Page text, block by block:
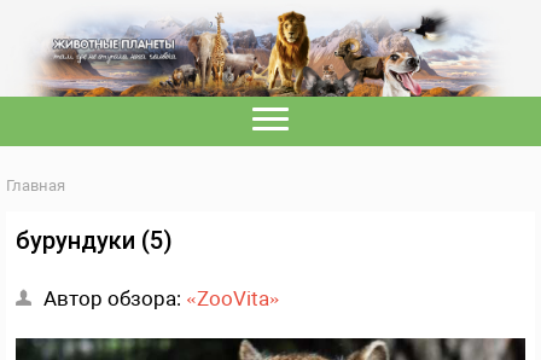
Главная
бурундуки (5)
Автор обзора: «ZooVita»